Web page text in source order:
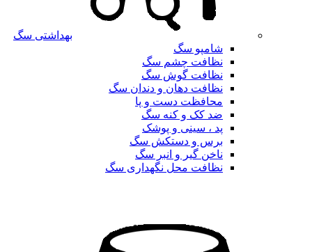
بهداشتی سگ
شامپو سگ
نظافت چشم سگ
نظافت گوش سگ
نظافت دهان و دندان سگ
محافظت دست و پا
ضد کک و کنه سگ
پد ، سینی و پوشک
برس و دستکش سگ
ناخن گیر و انبر سگ
نظافت محل نگهداری سگ